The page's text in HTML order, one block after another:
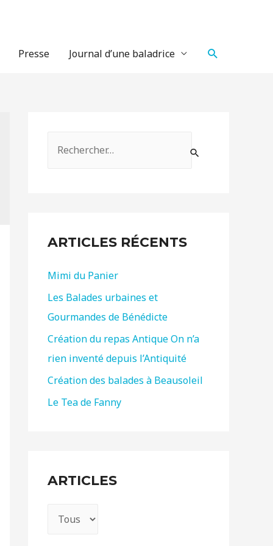
Presse Journal d’une baladrice
r
h
e
r
:
ARTICLES RÉCENTS
Mimi du Panier
Les Balades urbaines et
Gourmandes de Bénédicte
Création du repas Antique On n’a
rien inventé depuis l’Antiquité
Création des balades à Beausoleil
Le Tea de Fanny
ARTICLES